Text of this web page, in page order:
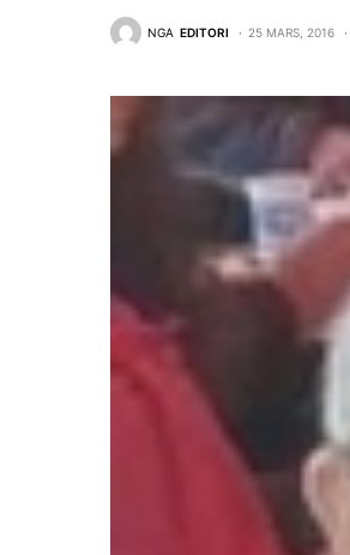
NGA EDITORI 25 MARS, 2016